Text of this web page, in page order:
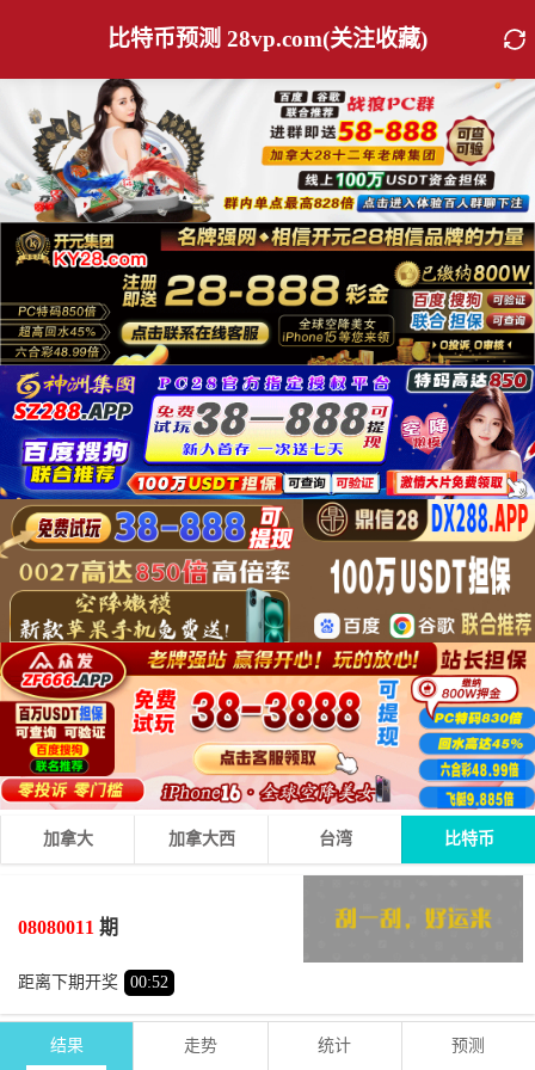
比特币预测 28vp.com(关注收藏)
加拿大 加拿大西 台湾 比特币
08080011 期
距离下期开奖 00:52
9 + 3 + 9 = 21
期号 号码
结果 走势 统计 预测